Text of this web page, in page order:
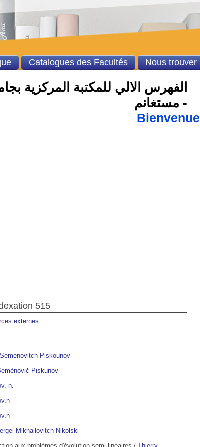
الفهرس الالي للمكتبة المركزية
- مستغانم
515
externes
Piskounov
Piskunov
n.
Mikhailovitch Nikolski
aux problèmes d'évolution semi-linéaires / Thierry
Catalogues des Facultés Nous trouver